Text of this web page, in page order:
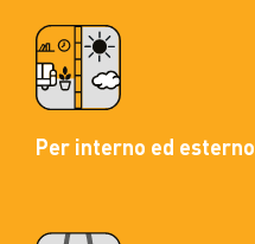
Per interno ed esterno